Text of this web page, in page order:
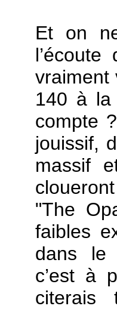
Et on
vraiment
140 à la
compte
jouissif,
massif
"The
faibles
dans le
c’est à